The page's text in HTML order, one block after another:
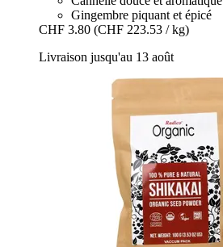
Gingembre piquant et épicé
CHF 3.80 (CHF 223.53 / kg)
Livraison jusqu'au 13 août